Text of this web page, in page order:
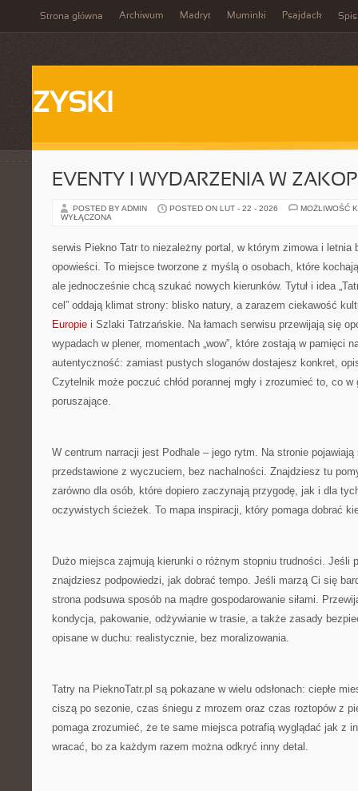
Strona główna Archiwum Madryt Muminki Psajdack Spis
ZYSKI
EVENTY I WYDARZENIA W
POSTED BY ADMIN POSTED ON LUT - 22 - 2026
MOŻLIWOŚĆ
WYŁĄCZONA
serwis Piekno Tatr to niezależny portal, w którym zimowa i letnia
opowieści. To miejsce tworzone z myślą o osobach, które
ale jednocześnie chcą szukać nowych kierunków. Tytuł i idea
cel” oddają klimat strony: blisko natury, a zarazem ciekawość
Europie i Szlaki Tatrzańskie. Na łamach serwisu przewijają się
wypadach w plener, momentach „wow”, które zostają w pamięci
autentyczność: zamiast pustych sloganów dostajesz konkret,
Czytelnik może poczuć chłód porannej mgły i zrozumieć to, co w
poruszające.
W centrum narracji jest Podhale – jego rytm. Na stronie
przedstawione z wyczuciem, bez nachalności. Znajdziesz tu
zarówno dla osób, które dopiero zaczynają przygodę, jak i dla
oczywistych ścieżek. To mapa inspiracji, który pomaga dobrać
Dużo miejsca zajmują kierunki o różnym stopniu trudności. Jeśli
znajdziesz podpowiedzi, jak dobrać tempo. Jeśli marzą Ci się
strona podsuwa sposób na mądre gospodarowanie siłami.
kondycja, pakowanie, odżywianie w trasie, a także zasady
opisane w duchu: realistycznie, bez moralizowania.
Tatry na PieknoTatr.pl są pokazane w wielu odsłonach: ciepłe
ciszą po sezonie, czas śniegu z mrozem oraz czas roztopów z
pomaga zrozumieć, że te same miejsca potrafią wyglądać jak z
wracać, bo za każdym razem można odkryć inny detal.